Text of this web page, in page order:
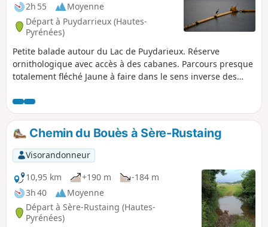
2h 55
Moyenne
Départ à Puydarrieux (Hautes-
Pyrénées)
Petite balade autour du Lac de Puydarieux. Réserve
ornithologique avec accès à des cabanes. Parcours presque
totalement fléché Jaune à faire dans le sens inverse des
endommagé ou absent. De rares sentiers sont peu visibles.
Chemin du Bouès à Sère-Rustaing
Visorandonneur
10,95 km
+190 m
-184 m
3h 40
Moyenne
Départ à Sère-Rustaing (Hautes-
Pyrénées)